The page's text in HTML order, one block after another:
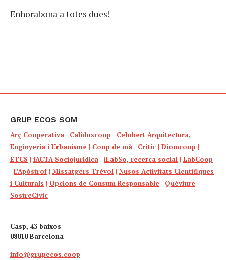
Enhorabona a totes dues!
GRUP ECOS SOM
Arç Cooperativa | Calidoscoop | Celobert Arquitectura,
Enginyeria i Urbanisme | Coop de mà | Crític | Diomcoop |
ETCS | iACTA Sociojuridica | iLabSo, recerca social | LabCoop
| L’Apòstrof| Missatgers Trèvol | Nusos Activitats Científiques
i Culturals | Opcions de Consum Responsable | Quèviure |
SostreCívic
Casp, 43 baixos
08010 Barcelona
info@grupecos.coop